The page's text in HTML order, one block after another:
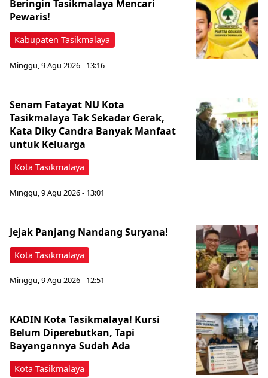
Kabupaten Tasikmalaya
Beringin Tasikmalaya Mencari
Pewaris!
Minggu, 9 Agu 2026 - 13:16
Kota Tasikmalaya
Senam Fatayat NU Kota
Tasikmalaya Tak Sekadar Gerak,
Kata Diky Candra Banyak Manfaat
untuk Keluarga
Minggu, 9 Agu 2026 - 13:01
Kota Tasikmalaya
Jejak Panjang Nandang Suryana!
Minggu, 9 Agu 2026 - 12:51
Kota Tasikmalaya
KADIN Kota Tasikmalaya! Kursi
Belum Diperebutkan, Tapi
Bayangannya Sudah Ada